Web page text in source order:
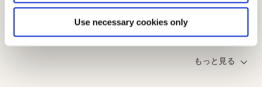
Use necessary cookies only
日本を代表するレーシング・ドライバー小林可夢偉さん
は、「レース前のコーヒーは欠かせない」といいます。コ
ーヒーへのこだわりは、豆の種類、煎り方、淹れ方、マシ
もっと見る